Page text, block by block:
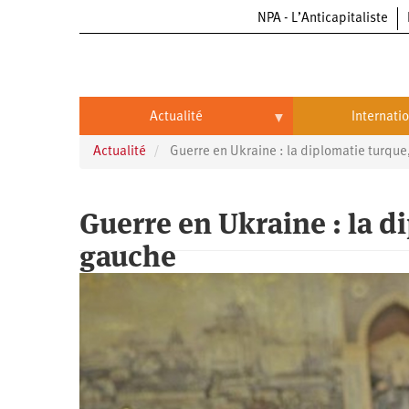
NPA - L’Anticapitaliste
Actualité
Actualité
Entreprises
Entreprises
Commerce
Oppressions
Féminisme
Éducation
International
Chine
États-
Continents
Continents
Afrique
Actualité Guerre en Ukraine : la diplomatie
Guerre en Ukraine : la
gauche